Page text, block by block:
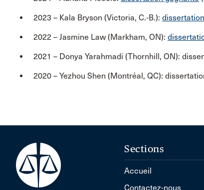
2023 – Kala Bryson (Victoria, C.-B.):
2022 – Jasmine Law (Markham, ON):
2021 – Donya Yarahmadi (Thornhill, ON):
2020 – Yezhou Shen (Montréal, QC):
Sections
Accueil
Contactez-nous